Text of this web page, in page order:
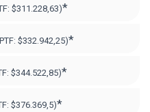
$311.228,63)*
$332.942,25)*
$344.522,85)*
$376.369,5)*